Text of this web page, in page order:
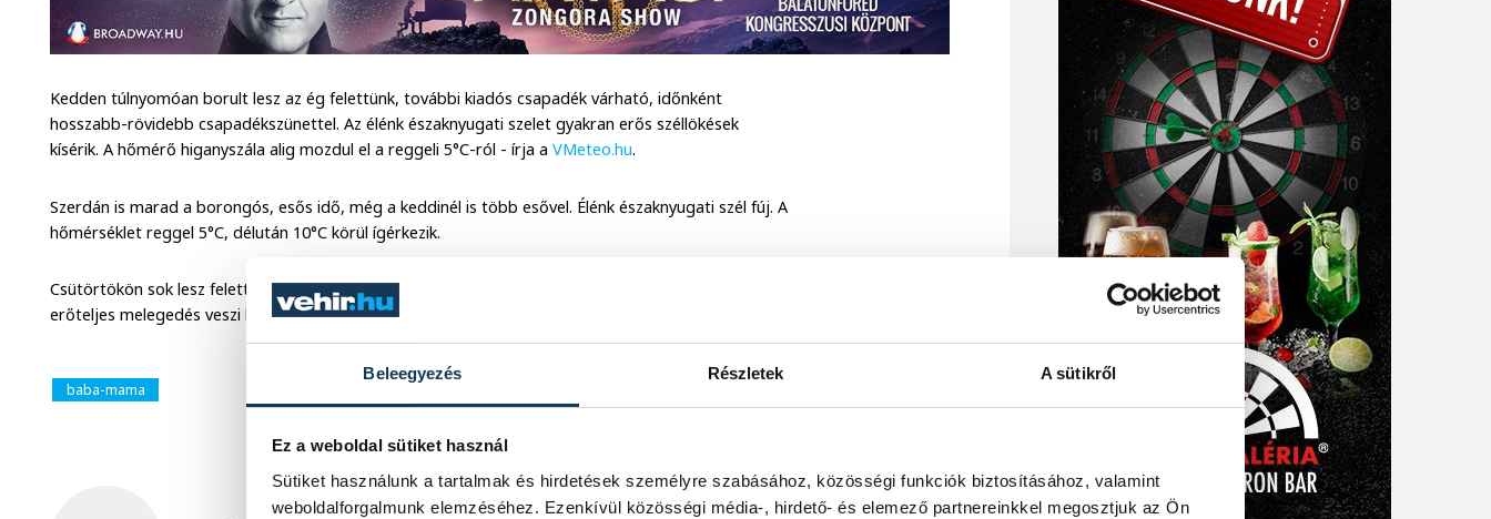
Beleegyezés Részletek A sütikről
Ez a weboldal sütiket használ
Sütiket használunk a tartalmak és hirdetések személyre szabásához, közösségi funkciók biztosításához, valamint
weboldalforgalmunk elemzéséhez. Ezenkívül közösségi média-, hirdető- és elemező partnereinkkel megosztjuk az Ön
Kedden túlnyomóan borult lesz az ég felettünk, további kiadós csapadék várható, időnként
hosszabb-rövidebb csapadékszünettel. Az élénk északnyugati szelet gyakran erős széllökések
kísérik. A hőmérő higanyszála alig mozdul el a reggeli 5°C-ról - írja aVMeteo.hu.
Szerdán is marad a borongós, esős idő, még a keddinél is több esővel. Élénk északnyugati szél fúj. A
hőmérséklet reggel 5°C, délután 10°C körül ígérkezik.
Csütörtökön sok lesz felettünk a felhő, de már szárazabb lesz az idő. Péntektől kisüt a nap és
erőteljes melegedés veszi kezdetét, a hétvégén 20°C-os maximumok valószínűek.
baba-mama